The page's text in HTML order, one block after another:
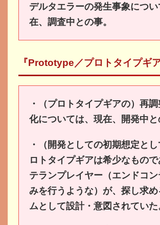
デルタエラーの発生事象につ
在、調査中との事。
『Prototype／プロトタイプギ
・（プロトタイプギアの）再
化については、現在、開発中と
・（開発としての初期想定と
ロトタイプギアは希少なもの
テランプレイヤー（エンドコ
みを行うような）が、探し求
ムとして設計・意図されていた